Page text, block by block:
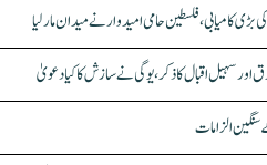
کامیابی، فلسطین حامی امیدوار نے میدان مار لیا
سہیل اقبال کا ذکر، یوگی نے سازش کا کیا دعویٰ
سنگین الزامات